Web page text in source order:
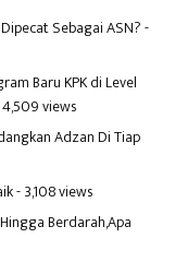
Sebagai ASN?-
Baru KPK di Level
views
Adzan Di Tiap
- 3,108 views
Berdarah,Apa